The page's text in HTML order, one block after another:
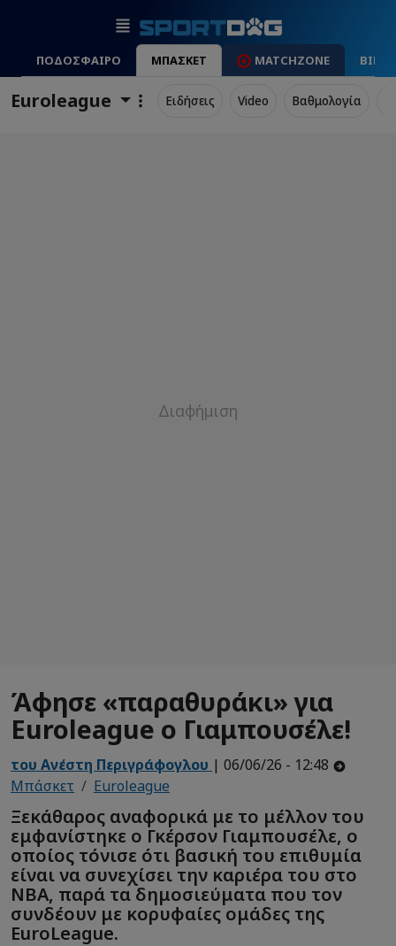
ΠΟΔΟΣΦΑΙΡΟ ΜΠΑΣΚΕΤ MATCHZONE
Euroleague Ειδήσεις Video Βαθμολογία
Άφησε «παραθυράκι» για
Euroleague ο Γιαμπουσέλε!
του Ανέστη Περιγράφογλου | 06/06/26 - 12:48
Μπάσκετ
Euroleague
Ξεκάθαρος αναφορικά με το μέλλον του
εμφανίστηκε ο Γκέρσον Γιαμπουσέλε, ο
οποίος τόνισε ότι βασική του επιθυμία
είναι να συνεχίσει την καριέρα του στο
NBA, παρά τα δημοσιεύματα που τον
συνδέουν με κορυφαίες ομάδες της
EuroLeague.